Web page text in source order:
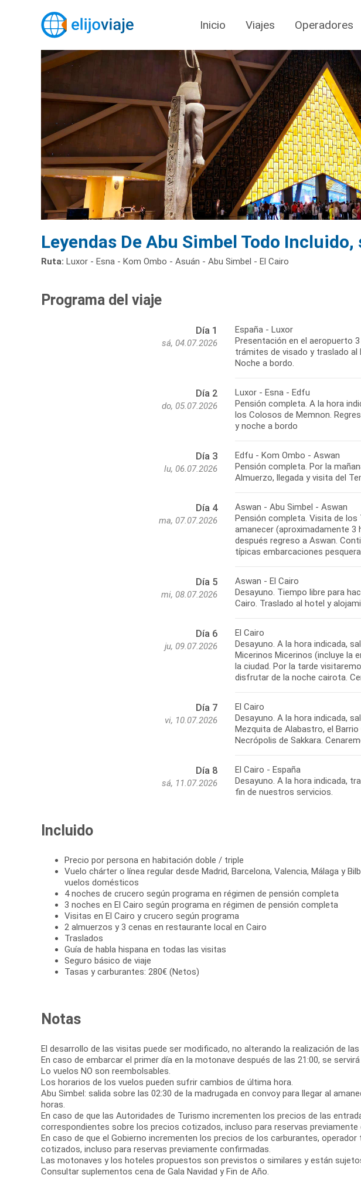
Inicio Viajes Operadores
Leyendas De Abu Simbel Todo
Ruta: Luxor - Esna - Kom Ombo - Asuán - Abu Simbel - El Cairo
Programa del viaje
Día 1
sá, 04.07.2026
España - Luxor
Presentación en el aeropuerto
trámites de visado y traslado al
Noche a bordo.
Día 2
do, 05.07.2026
Luxor - Esna - Edfu
Pensión completa. A la hora
los Colosos de Memnon.
y noche a bordo
Día 3
lu, 06.07.2026
Edfu - Kom Ombo - Aswan
Pensión completa. Por la
Almuerzo, llegada y visita del
Día 4
ma, 07.07.2026
Aswan - Abu Simbel - Aswan
Pensión completa. Visita de los
amanecer (aproximadamente 3
después regreso a Aswan.
típicas embarcaciones
Día 5
mi, 08.07.2026
Aswan - El Cairo
Desayuno. Tiempo libre para
Cairo. Traslado al hotel y
Día 6
ju, 09.07.2026
El Cairo
Desayuno. A la hora indicada,
Micerinos Micerinos (incluye la
la ciudad. Por la tarde
disfrutar de la noche cairota.
Día 7
vi, 10.07.2026
El Cairo
Desayuno. A la hora indicada,
Mezquita de Alabastro, el
Necrópolis de Sakkara.
Día 8
sá, 11.07.2026
El Cairo - España
Desayuno. A la hora indicada,
fin de nuestros servicios.
Incluido
Precio por persona en habitación doble / triple
Vuelo chárter o línea regular desde Madrid, Barcelona, Valencia, Málaga y
vuelos domésticos
4 noches de crucero según programa en régimen de pensión completa
3 noches en El Cairo según programa en régimen de pensión completa
Visitas en El Cairo y crucero según programa
2 almuerzos y 3 cenas en restaurante local en Cairo
Traslados
Guía de habla hispana en todas las visitas
Seguro básico de viaje
Tasas y carburantes: 280€ (Netos)
Notas
El desarrollo de las visitas puede ser modificado, no alterando la realización de
En caso de embarcar el primer día en la motonave después de las 21:00, se
Lo vuelos NO son reembolsables.
Los horarios de los vuelos pueden sufrir cambios de última hora.
Abu Simbel: salida sobre las 02:30 de la madrugada en convoy para llegar al
horas.
En caso de que las Autoridades de Turismo incrementen los precios de las
correspondientes sobre los precios cotizados, incluso para reservas previamente
En caso de que el Gobierno incrementen los precios de los carburantes,
cotizados, incluso para reservas previamente confirmadas.
Las motonaves y los hoteles propuestos son previstos o similares y están
Consultar suplementos cena de Gala Navidad y Fin de Año.